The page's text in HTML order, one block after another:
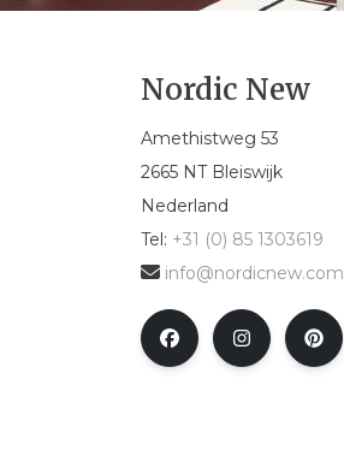
Nordic New
Amethistweg 53
2665 NT Bleiswijk
Nederland
Tel: +31 (0) 85 1303619
info@nordicnew.com